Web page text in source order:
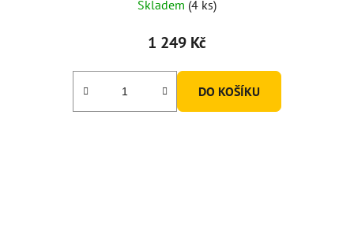
Skladem (4 ks)
1 249 Kč
DO KOŠÍKU